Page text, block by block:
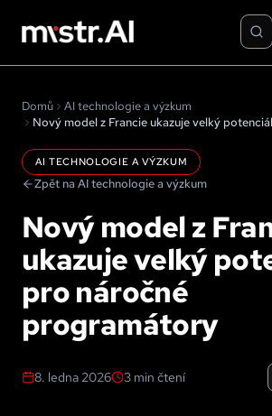
Domů
AI technologie a výzkum
AI TECHNOLOGIE A VÝZKUM
Zpět na AI technologie a výzkum
Nový model z
ukazuje velký
pro náročné
programátory
8. ledna 2026 3 min čtení